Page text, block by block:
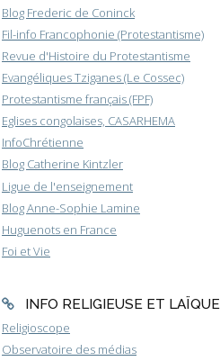
Blog Frederic de Coninck
Fil-info Francophonie (Protestantisme)
Revue d'Histoire du Protestantisme
Evangéliques Tziganes (Le Cossec)
Protestantisme français (FPF)
Eglises congolaises, CASARHEMA
InfoChrétienne
Blog Catherine Kintzler
Ligue de l'enseignement
Blog Anne-Sophie Lamine
Huguenots en France
Foi et Vie
INFO RELIGIEUSE ET LAÏQUE
Religioscope
Observatoire des médias